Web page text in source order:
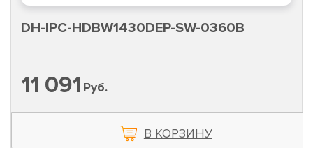
DH-IPC-HDBW1430DEP-SW-0360B
11 091 Руб.
В КОРЗИНУ